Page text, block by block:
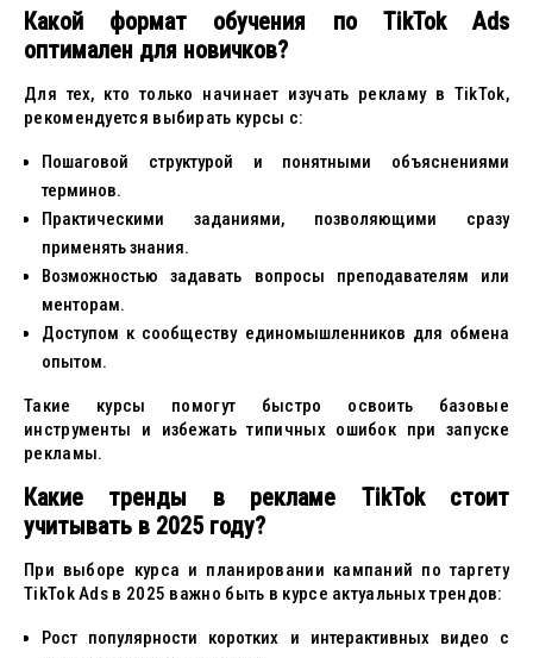
Какой формат обучения по TikTok Ads
оптимален для новичков?
Для тех, кто только начинает изучать рекламу в TikTok,
рекомендуется выбирать курсы с:
Пошаговой структурой и понятными объяснениями
терминов.
Практическими заданиями, позволяющими сразу
применять знания.
Возможностью задавать вопросы преподавателям или
менторам.
Доступом к сообществу единомышленников для обмена
опытом.
Такие курсы помогут быстро освоить базовые
инструменты и избежать типичных ошибок при запуске
рекламы.
Какие тренды в рекламе TikTok стоит
учитывать в 2025 году?
При выборе курса и планировании кампаний по таргету
TikTok Ads в 2025 важно быть в курсе актуальных трендов:
Рост популярности коротких и интерактивных видео с